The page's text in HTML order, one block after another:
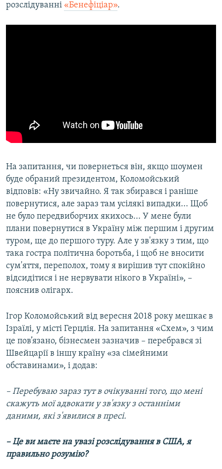
розслідуванні «Бенефіціар».
На запитання, чи повернеться він, якщо шоумен
буде обраний президентом, Коломойський
відповів: «Ну звичайно. Я так збирався і раніше
повернутися, але зараз там усілякі випадки... Щоб
не було передвиборчих якихось... У мене були
плани повернутися в Україну між першим і другим
туром, ще до першого туру. Але у зв'язку з тим, що
така гостра політична боротьба, і щоб не вносити
сум'яття, переполох, тому я вирішив тут спокійно
відсидітися і не нервувати нікого в Україні», –
пояснив олігарх.
Ігор Коломойський від вересня 2018 року мешкає в
Ізраїлі, у місті Герцлія. На запитання «Схем», з чим
це пов’язано, бізнесмен зазначив – перебрався зі
Швейцарії в іншу країну «за сімейними
обставинами», і додав:
– Перебуваю зараз тут в очікуванні того, що мені
скажуть мої адвокати у зв'язку з останніми
даними, які з'явилися в пресі.
– Це ви маєте на увазі розслідування в США, я
правильно розумію?